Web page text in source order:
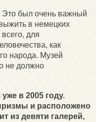
Это был очень важный
в немецких
для
как
народа. Музей
не должно
в 2005 году.
и расположено
из девяти галерей,